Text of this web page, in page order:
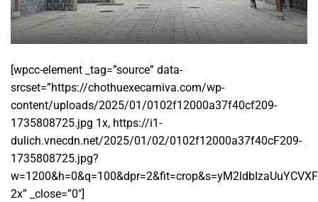
[wpcc-element _tag=”source” data-
srcset=”https://chothuexecarniva.com/wp-
content/uploads/2025/01/0102f12000a37f40cf209-
1735808725.jpg 1x, https://i1-
dulich.vnecdn.net/2025/01/02/0102f12000a37f40cF209-
1735808725.jpg?
2x” _close=”0″]